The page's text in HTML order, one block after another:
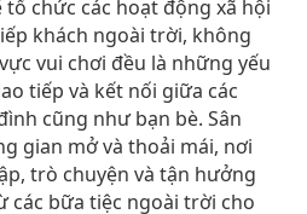
chức các hoạt động xã hội
khách ngoài trời, không
vui chơi đều là những yếu
tiếp và kết nối giữa các
cũng như bạn bè. Sân
gian mở và thoải mái, nơi
trò chuyện và tận hưởng
các bữa tiệc ngoài trời cho